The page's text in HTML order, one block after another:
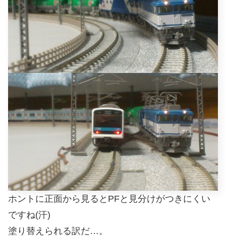
ホントに正面から見るとPFと見分けがつきにくい
ですね(汗)
塗り替えられる訳だ…。